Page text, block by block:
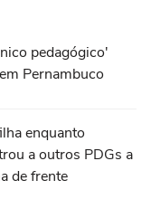
pedagógico'
Pernambuco
enquanto
a outros PDGs a
de frente